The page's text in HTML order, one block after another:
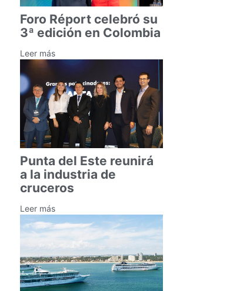
Foro Réport celebró su
3ª edición en Colombia
Leer más
Punta del Este reunirá
a la industria de
cruceros
Leer más